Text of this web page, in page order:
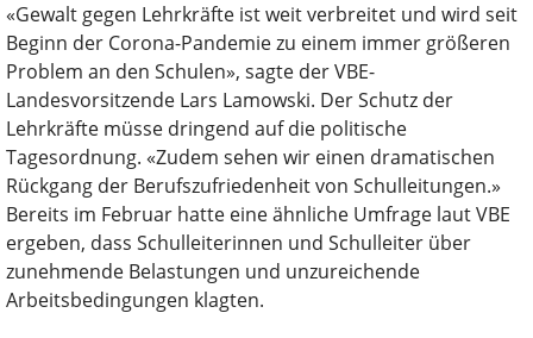
«Gewalt gegen Lehrkräfte ist weit verbreitet und wird seit
Beginn der Corona-Pandemie zu einem immer größeren
Problem an den Schulen», sagte der VBE-
Landesvorsitzende Lars Lamowski. Der Schutz der
Lehrkräfte müsse dringend auf die politische
Tagesordnung. «Zudem sehen wir einen dramatischen
Rückgang der Berufszufriedenheit von Schulleitungen.»
Bereits im Februar hatte eine ähnliche Umfrage laut VBE
ergeben, dass Schulleiterinnen und Schulleiter über
zunehmende Belastungen und unzureichende
Arbeitsbedingungen klagten.